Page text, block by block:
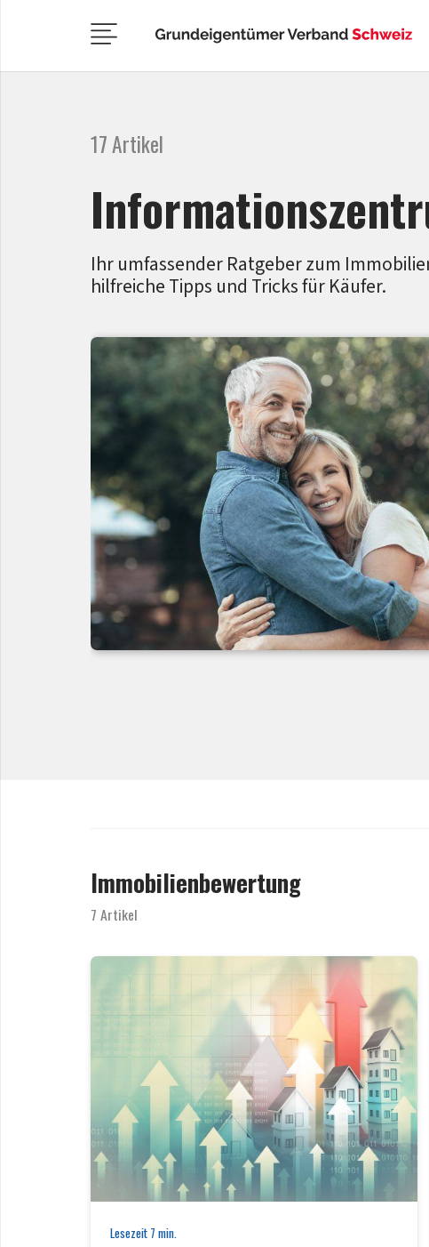
17 Artikel
Ihr umfassender Ratgeber zum
hilfreiche Tipps und Tricks für Käufer.
Immobilienbewertung
7 Artikel
Lesezeit7min.